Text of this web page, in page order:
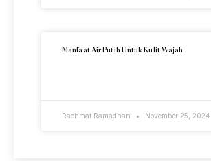
Manfaat Air Putih Untuk Kulit Wajah
Rachmat Ramadhan November 25, 2024